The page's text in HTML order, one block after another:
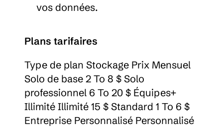
vos données.
Plans tarifaires
Type de plan Stockage Prix Mensuel
Solo de base 2 To 8 $ Solo
professionnel 6 To 20 $ Équipes+
Illimité Illimité 15 $ Standard 1 To 6 $
Entreprise Personnalisé Personnalisé